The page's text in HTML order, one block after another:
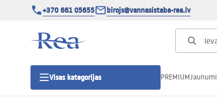
+370 661 05655 birojs@vannasistaba-rea.lv
Visas kategorijas PREMIUMJaunumi